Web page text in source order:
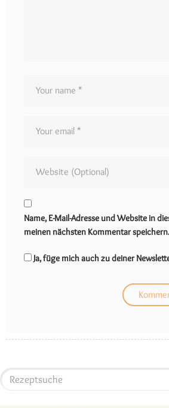
Name, E-Mail-Adresse und Website in
meinen nächsten Kommentar speichern.
Ja, füge mich auch zu deiner